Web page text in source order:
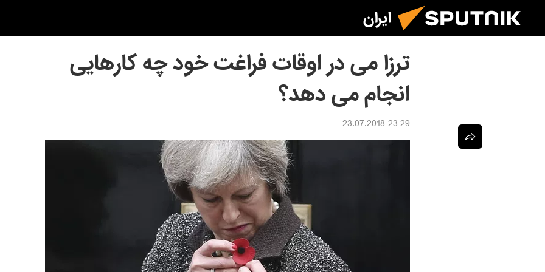
ایران
ترزا می در اوقات فراغت خود چه کارهایی
انجام می دهد؟
23:29 23.07.2018